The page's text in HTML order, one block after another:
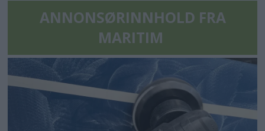
Tester
Min side
ANNONSØRINNHOLD FRA
MARITIM